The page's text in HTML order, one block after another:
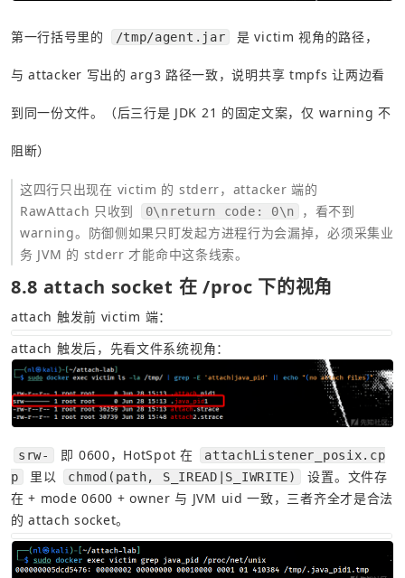
第一行括号里的 /tmp/agent.jar 是 victim 视角的路径，
与 attacker 写出的 arg3 路径一致，说明共享 tmpfs 让两边看
到同一份文件。（后三行是 JDK 21 的固定文案，仅 warning 不
阻断）
这四行只出现在 victim 的 stderr，attacker 端的
RawAttach 只收到
0\nreturn code: 0\n
，看不到
warning。防御侧如果只盯发起方进程行为会漏掉，必须采集业
务 JVM 的 stderr 才能命中这条线索。
8.8 attach socket 在 /proc 下的视角
attach 触发前 victim 端：
attach 触发后，先看文件系统视角：
srw- 即 0600，HotSpot 在
attachListener_posix.cp
p
里以 chmod(path, S_IREAD|S_IWRITE)
设置。文件存
在 + mode 0600 + owner 与 JVM uid 一致，三者齐全才是合法
的 attach socket。